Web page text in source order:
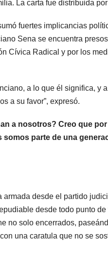
La carta fue distribuida
fuertes implicancias
Sena se encuentra
Cívica Radical y por los
a lo que él significa, y
a su favor”, expresó.
a nosotros? Creo que
parte de una
armada desde el partido
desde todo punto de
no solo encerrados,
una caratula que no se
Mendoza
terminaron
con cuatro
detenidos
ARGENTINA